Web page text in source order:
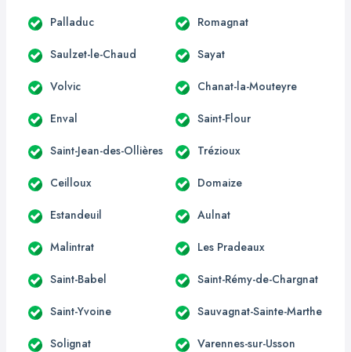
Palladuc Romagnat
Saulzet-le-Chaud Sayat
Volvic Chanat-la-Mouteyre
Enval Saint-Flour
Saint-Jean-des-Ollières Trézioux
Ceilloux Domaize
Estandeuil Aulnat
Malintrat Les Pradeaux
Saint-Babel Saint-Rémy-de-Chargnat
Saint-Yvoine Sauvagnat-Sainte-Marthe
Solignat Varennes-sur-Usson